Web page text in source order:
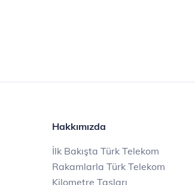
Hakkımızda
İlk Bakışta Türk Telekom
Rakamlarla Türk Telekom
Kilometre Taşları